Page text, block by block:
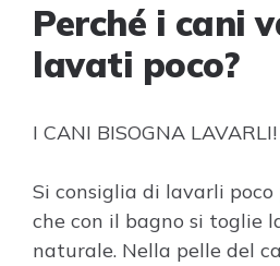
Perché i cani
lavati poco?
I CANI BISOGNA LAVARLI!
Si consiglia di lavarli poco
che con il bagno si toglie
naturale. Nella pelle del